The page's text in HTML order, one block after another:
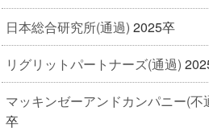
日本総合研究所(通過) 2025卒
リグリットパートナーズ(通過)
マッキンゼーアンドカンパニー(不
卒